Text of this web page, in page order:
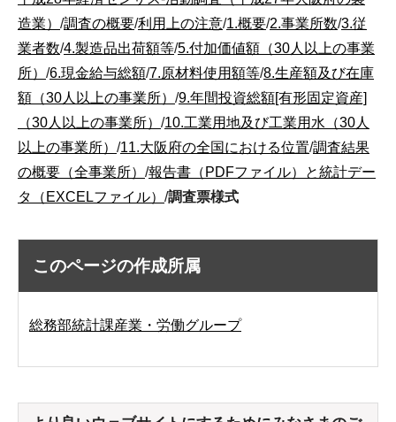
造業） /調査の概要/利用上の注意/1.概要/2.事業所数/3.従
業者数/4.製造品出荷額等/5.付加価値額（30人以上の事業
所） /6.現金給与総額/7.原材料使用額等/8.生産額及び在庫
額（30人以上の事業所） /9.年間投資総額[有形固定資産]
（30人以上の事業所） /10.工業用地及び工業用水（30人
以上の事業所） /11.大阪府の全国における位置/調査結果
の概要（全事業所） /報告書（PDFファイル）と統計デー
タ（EXCELファイル） /調査票様式
このページの作成所属
総務部統計課産業・労働グループ